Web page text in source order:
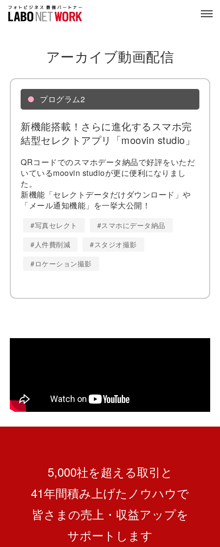
アーカイブ動画配信
プログラム2
新機能搭載！さらに進化するスマホ完
結型セレクトアプリ「moovin studio」
QRコードでのスマホデータ納品で好評をいただ
いているmoovin studioが更に便利になりまし
た。
新機能「セレクトデータだけダウンロード」や
「メール通知機能」を一挙大公開！
#写真セレクト
#スマホにデータ納品
#人件費削減
#スタジオ撮影
#ロケーション撮影
5,000社を超える取引と
41年間積み上げたノウハウで
皆さまの売上・収益アップを
サポートします